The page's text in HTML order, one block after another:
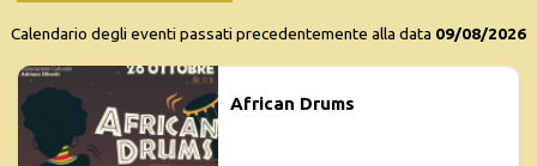
Calendario degli eventi passati precedentemente alla data 09/08/2026
African Drums